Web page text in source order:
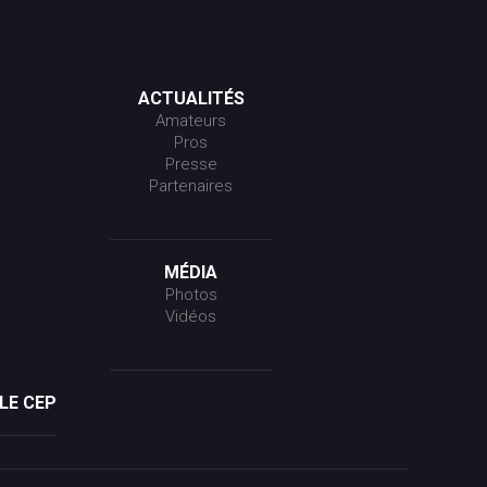
ACTUALITÉS
Amateurs
Pros
Presse
Partenaires
MÉDIA
Photos
Vidéos
CEP